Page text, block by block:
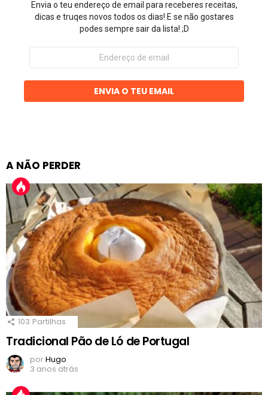
Envia o teu endereço de email para receberes receitas,
dicas e truqes novos todos os dias! E se não gostares
podes sempre sair da lista! ;D
Endereço
email
ENVIA O TEU EMAIL
A NÃO PERDER
103 Partilhas
Tradicional Pão de Ló de Portugal
porHugo
3 anos atrás